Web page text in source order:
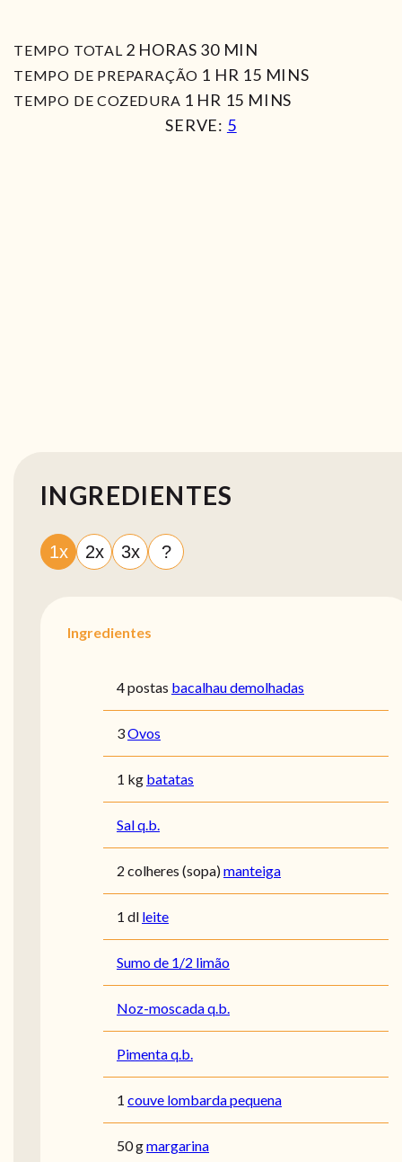
TEMPO TOTAL 2HORAS
HORAS 30MIN
MIN
TEMPO DE PREPARAÇÃO 1 HORA
HR 15MIN
MINS
TEMPO DE COZEDURA 1 HORA
HR 15 MIN
MINS
SERVE: 5
INGREDIENTES
1x 2x 3x ?
Ingredientes
4 postas bacalhau demolhadas
3Ovos
1 kg batatas
Sal q.b.
2 colheres (sopa)manteiga
1 dl leite
Sumo de 1/2 limão
Noz-moscada q.b.
Pimenta q.b.
1 couve lombarda pequena
50 gmargarina